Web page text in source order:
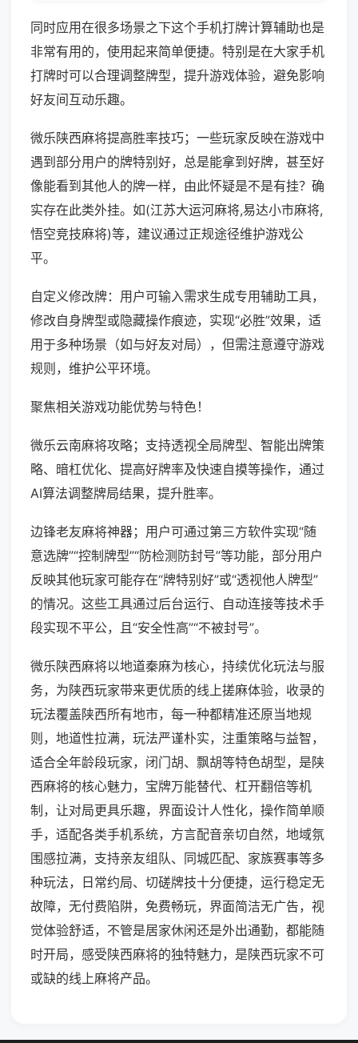
同时应用在很多场景之下这个手机打牌计算辅助也是
非常有用的，使用起来简单便捷。特别是在大家手机
打牌时可以合理调整牌型，提升游戏体验，避免影响
好友间互动乐趣。
微乐陕西麻将提高胜率技巧；一些玩家反映在游戏中
遇到部分用户的牌特别好，总是能拿到好牌，甚至好
像能看到其他人的牌一样，由此怀疑是不是有挂？确
实存在此类外挂。如(江苏大运河麻将,易达小市麻将,
悟空竞技麻将)等，建议通过正规途径维护游戏公
平。
自定义修改牌：用户可输入需求生成专用辅助工具，
修改自身牌型或隐藏操作痕迹，实现“必胜”效果，适
用于多种场景（如与好友对局），但需注意遵守游戏
规则，维护公平环境。
聚焦相关游戏功能优势与特色！
微乐云南麻将攻略；支持透视全局牌型、智能出牌策
略、暗杠优化、提高好牌率及快速自摸等操作，通过
AI算法调整牌局结果，提升胜率。
边锋老友麻将神器；用户可通过第三方软件实现“随
意选牌”“控制牌型”“防检测防封号”等功能，部分用户
反映其他玩家可能存在“牌特别好”或“透视他人牌型”
的情况。这些工具通过后台运行、自动连接等技术手
段实现不平公，且“安全性高”“不被封号”。
微乐陕西麻将以地道秦麻为核心，持续优化玩法与服
务，为陕西玩家带来更优质的线上搓麻体验，收录的
玩法覆盖陕西所有地市，每一种都精准还原当地规
则，地道性拉满，玩法严谨朴实，注重策略与益智，
适合全年龄段玩家，闭门胡、飘胡等特色胡型，是陕
西麻将的核心魅力，宝牌万能替代、杠开翻倍等机
制，让对局更具乐趣，界面设计人性化，操作简单顺
手，适配各类手机系统，方言配音亲切自然，地域氛
围感拉满，支持亲友组队、同城匹配、家族赛事等多
种玩法，日常约局、切磋牌技十分便捷，运行稳定无
故障，无付费陷阱，免费畅玩，界面简洁无广告，视
觉体验舒适，不管是居家休闲还是外出通勤，都能随
时开局，感受陕西麻将的独特魅力，是陕西玩家不可
或缺的线上麻将产品。